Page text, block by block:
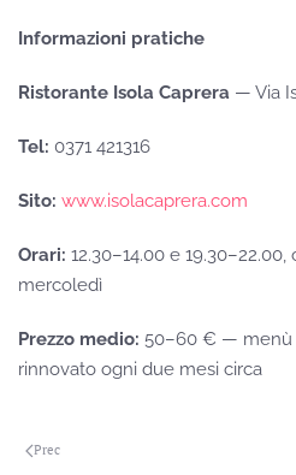
Informazioni pratiche
Ristorante Isola Caprera — Via
Tel: 0371 421316
Sito: www.isolacaprera.com
Orari: 12.30–14.00 e
mercoledì
Prezzo medio: 50–60 € — menù
rinnovato ogni due mesi circa
Prec